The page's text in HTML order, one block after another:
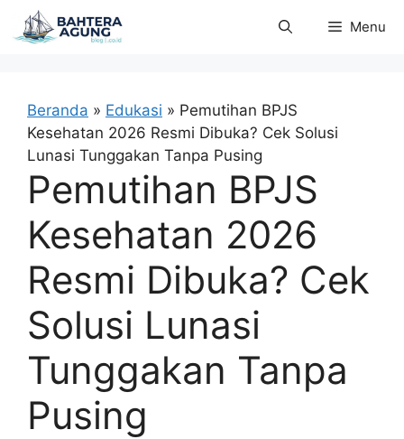
Langsung
ke
Menu
Beranda » Edukasi » Pemutihan BPJS
Kesehatan 2026 Resmi Dibuka? Cek Solusi
Lunasi Tunggakan Tanpa Pusing
Pemutihan BPJS
Kesehatan 2026
Resmi Dibuka? Cek
Solusi Lunasi
Tunggakan Tanpa
Pusing